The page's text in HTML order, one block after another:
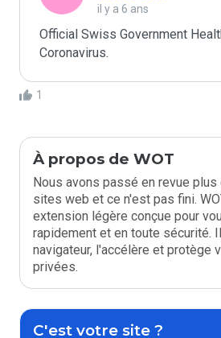
il y a 6 ans
Official Swiss Government
Coronavirus.
1
À propos de WOT
Nous avons passé en revue
sites web et ce n'est pas fini.
extension légère conçue pour
rapidement et en toute sécurité.
navigateur, l'accélère et protège
privées.
C'est votre site ?